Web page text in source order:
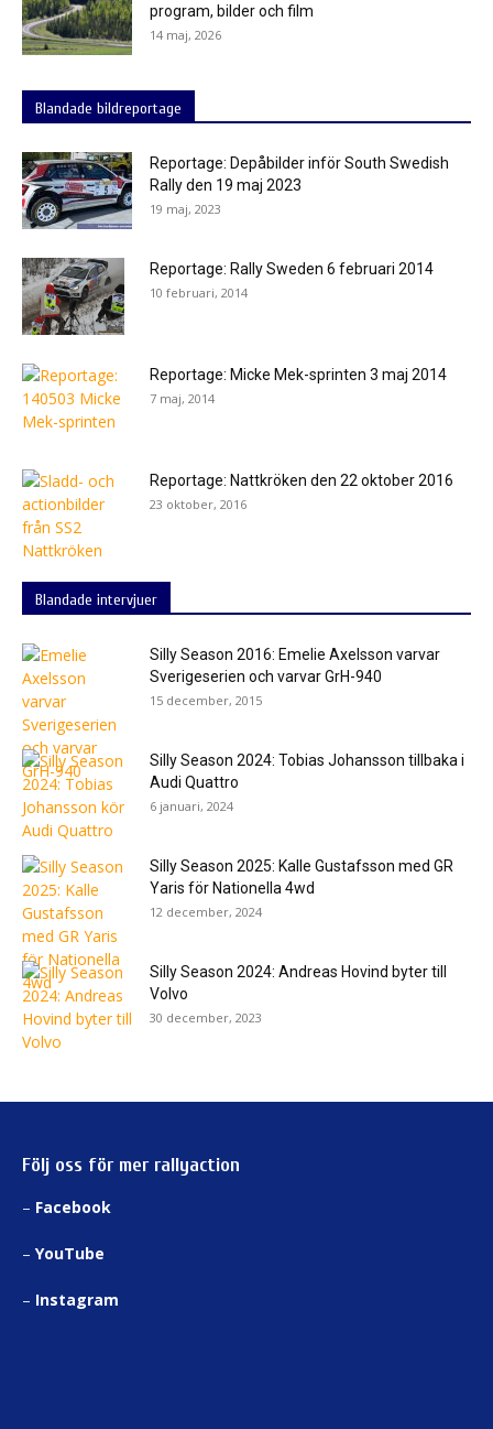
program, bilder och film
14 maj, 2026
Blandade bildreportage
Reportage: Depåbilder inför South Swedish
Rally den 19 maj 2023
19 maj, 2023
Reportage: Rally Sweden 6 februari 2014
10 februari, 2014
Reportage: Micke Mek-sprinten 3 maj 2014
7 maj, 2014
Reportage: Nattkröken den 22 oktober 2016
23 oktober, 2016
Blandade intervjuer
Silly Season 2016: Emelie Axelsson varvar
Sverigeserien och varvar GrH-940
15 december, 2015
Silly Season 2024: Tobias Johansson tillbaka i
Audi Quattro
6 januari, 2024
Silly Season 2025: Kalle Gustafsson med GR
Yaris för Nationella 4wd
12 december, 2024
Silly Season 2024: Andreas Hovind byter till
Volvo
30 december, 2023
Följ oss för mer rallyaction
– Facebook
– YouTube
– Instagram